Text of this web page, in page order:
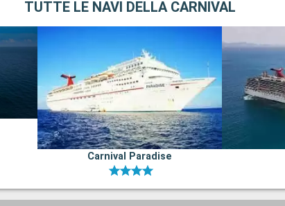
TUTTE LE NAVI DELLA CARNIVAL
Carnival Paradise